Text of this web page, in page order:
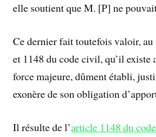
elle soutient que M. [P] ne
Ce dernier fait toutefois valoir, au
et 1148 du code civil, qu’il existe
force majeure, dûment établi,
exonère de son obligation
Il résulte de l’article 1148 du